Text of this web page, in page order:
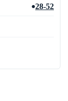
●28-52